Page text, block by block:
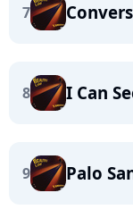
7
8 I Can
9 Palo